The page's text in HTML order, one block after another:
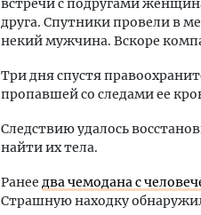
встречи с подругами
друга. Спутники провели в
некий мужчина. Вскоре
Три дня спустя
пропавшей со следами ее
Следствию удалось
найти их тела.
Ранее два чемодана с
Страшную находку